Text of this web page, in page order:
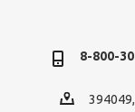
8-800-